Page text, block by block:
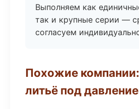
Выполняем как
так и крупные серии —
согласуем
Похожие
литьё под